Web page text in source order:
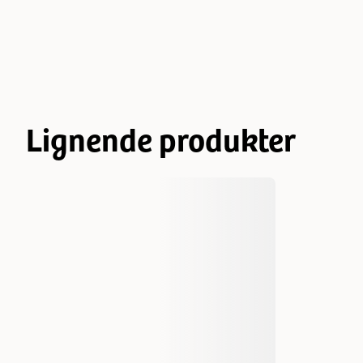
Lignende produkter